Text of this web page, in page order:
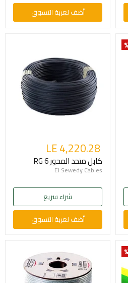
أضف لعربة التسوق
%
LE 4,220.28
كابل متحد المحور RG 6
El Sewedy Cables
شراء سريع
أضف لعربة التسوق
%